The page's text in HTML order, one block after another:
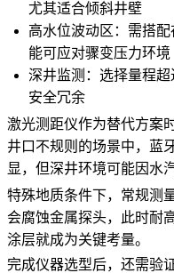
尤其适合倾斜井壁
高水位波动区：需搭配
能可应对骤变压力环境
深井监测：选择量程
安全冗余
激光测距仪作为替代方案
井口不规则的场景中，
蓝
显，但深井环境可能因水
特殊地质条件下，常规测
会腐蚀金属探头，此时耐
涂层就成为关键考量。
完成仪器选型后，还需验